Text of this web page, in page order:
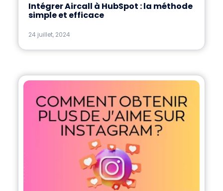
Intégrer Aircall à HubSpot : la méthode
simple et efficace
24 juillet, 2024